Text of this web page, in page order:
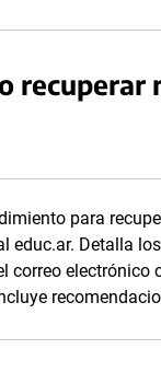
recuperar
para
Detalla
correo